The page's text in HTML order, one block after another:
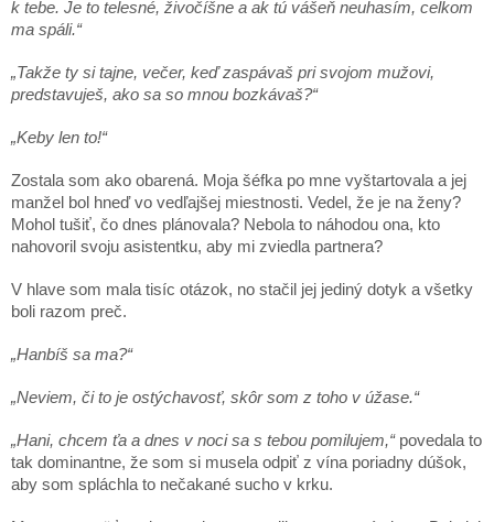
k tebe. Je to telesné, živočíšne a ak tú vášeň neuhasím, celkom
ma spáli.“
„Takže ty si tajne, večer, keď zaspávaš pri svojom mužovi,
predstavuješ, ako sa so mnou bozkávaš?“
„Keby len to!“
Zostala som ako obarená. Moja šéfka po mne vyštartovala a jej
manžel bol hneď vo vedľajšej miestnosti. Vedel, že je na ženy?
Mohol tušiť, čo dnes plánovala? Nebola to náhodou ona, kto
nahovoril svoju asistentku, aby mi zviedla partnera?
V hlave som mala tisíc otázok, no stačil jej jediný dotyk a všetky
boli razom preč.
„Hanbíš sa ma?“
„Neviem, či to je ostýchavosť, skôr som z toho v úžase.“
„Hani, chcem ťa a dnes v noci sa s tebou pomilujem,“povedala to
tak dominantne, že som si musela odpiť z vína poriadny dúšok,
aby som spláchla to nečakané sucho v krku.